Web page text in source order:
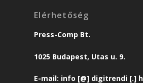
Elérhetőség
Press-Comp Bt.
1025 Budapest, Utas u. 9.
E-mail: info [@] digitrendi [.]